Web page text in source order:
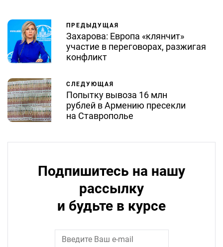
ПРЕДЫДУЩАЯ
Захарова: Европа «клянчит»
участие в переговорах, разжигая
конфликт
СЛЕДУЮЩАЯ
Попытку вывоза 16 млн
рублей в Армению пресекли
на Ставрополье
Подпишитесь на нашу
рассылку
и будьте в курсе